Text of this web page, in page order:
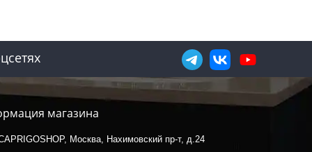
магазина
Москва, Нахимовский пр-т, д.24